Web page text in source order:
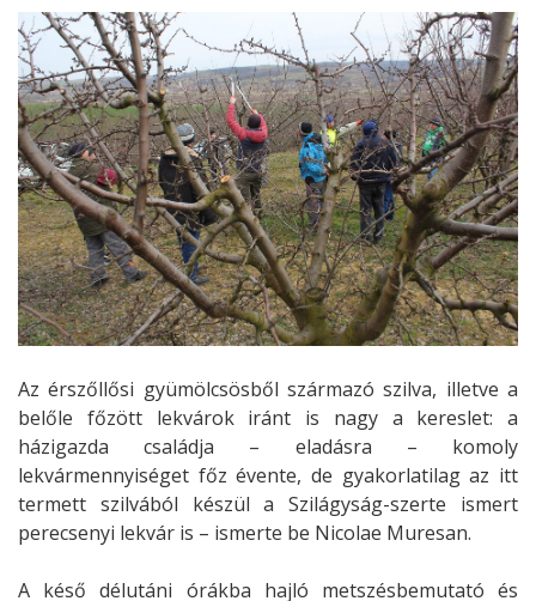
Az érszőllősi gyümölcsösből származó szilva, illetve a
belőle főzött lekvárok iránt is nagy a kereslet: a
házigazda családja – eladásra – komoly
lekvármennyiséget főz évente, de gyakorlatilag az itt
termett szilvából készül a Szilágyság-szerte ismert
perecsenyi lekvár is – ismerte be Nicolae Muresan.
A késő délutáni órákba hajló metszésbemutató és